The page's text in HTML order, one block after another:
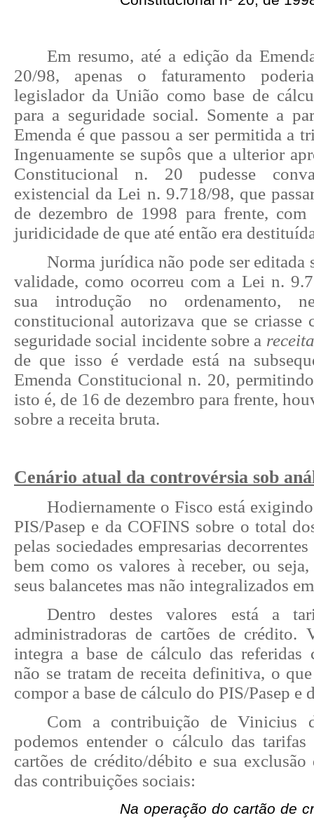
Em resumo, até a edição da
20/98, apenas o faturamento
legislador da União como base de
para a seguridade social. Somente a
Emenda é que passou a ser permitida a
Ingenuamente se supôs que a ulterior
Constitucional n. 20 pudesse
existencial da Lei n. 9.718/98, que
de dezembro de 1998 para frente,
juridicidade de que até então era
Norma jurídica não pode ser editada
validade, como ocorreu com a Lei n.
sua introdução no ordenamento,
constitucional autorizava que se criasse
seguridade social incidente sobre a receita
de que isso é verdade está na
Emenda Constitucional n. 20,
isto é, de 16 de dezembro para frente,
sobre a receita bruta.
Cenário atual da controvérsia sob
Hodiernamente o Fisco está
PIS/Pasep e da COFINS sobre o total
pelas sociedades empresarias
bem como os valores à receber, ou
seus balancetes mas não integralizados
Dentro destes valores está a
administradoras de cartões de crédito.
integra a base de cálculo das referidas
não se tratam de receita definitiva, o
compor a base de cálculo do PIS/Pasep e
Com a contribuição de Vinicius
podemos entender o cálculo das tarifas
cartões de crédito/débito e sua
das contribuições sociais:
Na operação do cartão de